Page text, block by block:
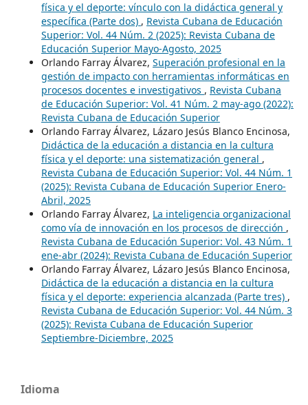
física y el deporte: vínculo con la didáctica general y
específica (Parte dos) , Revista Cubana de Educación
Superior: Vol. 44 Núm. 2 (2025): Revista Cubana de
Educación Superior Mayo-Agosto, 2025
Orlando Farray Álvarez, Superación profesional en la
gestión de impacto con herramientas informáticas en
procesos docentes e investigativos , Revista Cubana
de Educación Superior: Vol. 41 Núm. 2 may-ago (2022):
Revista Cubana de Educación Superior
Orlando Farray Álvarez, Lázaro Jesús Blanco Encinosa,
Didáctica de la educación a distancia en la cultura
física y el deporte: una sistematización general ,
Revista Cubana de Educación Superior: Vol. 44 Núm. 1
(2025): Revista Cubana de Educación Superior Enero-
Abril, 2025
Orlando Farray Álvarez, La inteligencia organizacional
como vía de innovación en los procesos de dirección ,
Revista Cubana de Educación Superior: Vol. 43 Núm. 1
ene-abr (2024): Revista Cubana de Educación Superior
Orlando Farray Álvarez, Lázaro Jesús Blanco Encinosa,
Didáctica de la educación a distancia en la cultura
física y el deporte: experiencia alcanzada (Parte tres) ,
Revista Cubana de Educación Superior: Vol. 44 Núm. 3
(2025): Revista Cubana de Educación Superior
Septiembre-Diciembre, 2025
Idioma